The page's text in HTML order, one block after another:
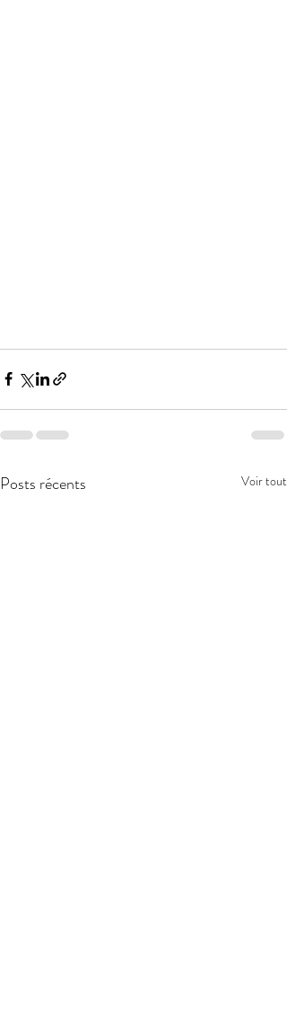
Posts récents Voir tout